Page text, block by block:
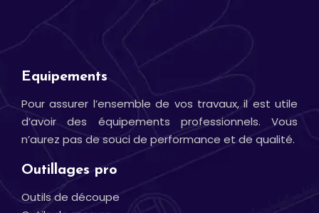
Equipements
Pour assurer l’ensemble de vos travaux, il est utile
d’avoir des équipements professionnels. Vous
n’aurez pas de souci de performance et de qualité.
Outillages pro
Outils de découpe